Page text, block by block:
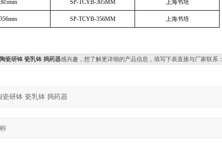
305mm SP-TCYB-305MM 上海书培
356mm SP-TCYB-356MM 上海书培
瓷研钵 瓷乳钵 捣药器感兴趣，想了解更详细的产品信息，填写下表直接与厂家联系：